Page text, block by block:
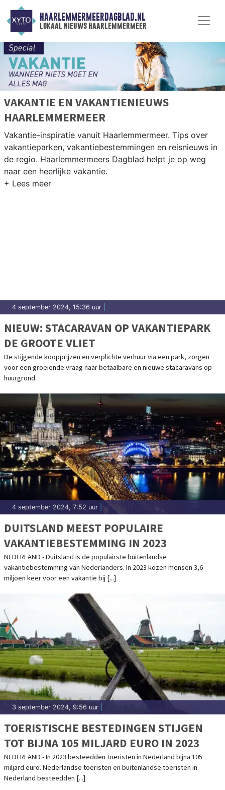
HAARLEMMERMEERDAGBLAD.NL
lokaal nieuws haarlemmermeer
VAKANTIE EN VAKANTIENIEUWS
HAARLEMMERMEER
Vakantie-inspiratie vanuit Haarlemmermeer. Tips over
vakantieparken, vakantiebestemmingen en reisnieuws in
de regio. Haarlemmermeers Dagblad helpt je op weg
naar een heerlijke vakantie.
4 september 2024, 15:36 uur
NIEUW: STACARAVAN OP VAKANTIEPARK
DE GROOTE VLIET
De stijgende koopprijzen en verplichte verhuur via een park, zorgen
voor een groeiende vraag naar betaalbare en nieuwe stacaravans op
huurgrond.
4 september 2024, 7:52 uur
DUITSLAND MEEST POPULAIRE
VAKANTIEBESTEMMING IN 2023
NEDERLAND - Duitsland is de populairste buitenlandse
vakantiebestemming van Nederlanders. In 2023 kozen mensen 3,6
miljoen keer voor een vakantie bij [...]
3 september 2024, 9:56 uur
TOERISTISCHE BESTEDINGEN STIJGEN
TOT BIJNA 105 MILJARD EURO IN 2023
NEDERLAND - In 2023 besteedden toeristen in Nederland bijna 105
miljard euro. Nederlandse toeristen en buitenlandse toeristen in
Nederland besteedden [...]